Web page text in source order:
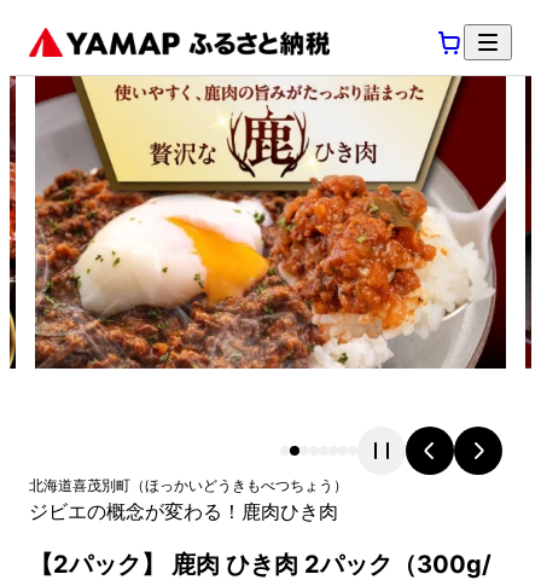
北海道喜茂別町 （ほっかいどう きもべつちょう ）
ジビエの概念が変わる！鹿肉ひき肉
【2パック】 鹿肉 ひき肉 2パック（300g/